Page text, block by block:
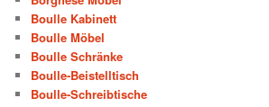
Boulle Kabinett
Boulle Möbel
Boulle Schränke
Boulle-Beistelltisch
Boulle-Schreibtische